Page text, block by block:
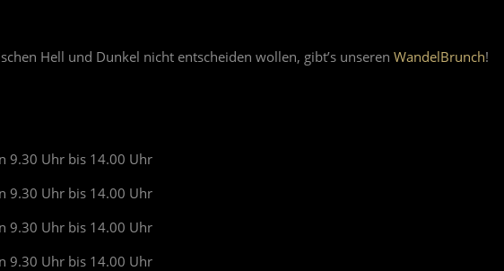
Hell und Dunkel nicht entscheiden wollen, gibt’s unseren WandelBrunch!
9.30 Uhr bis 14.00 Uhr
9.30 Uhr bis 14.00 Uhr
9.30 Uhr bis 14.00 Uhr
9.30 Uhr bis 14.00 Uhr